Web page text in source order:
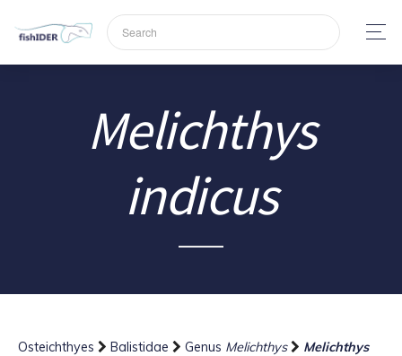
Melichthys
indicus
Osteichthyes Balistidae Genus Melichthys
Melichthys